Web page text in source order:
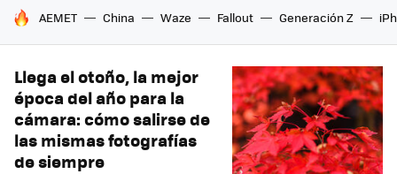
HOY SE HABLA DE
AEMET China Waze Fallout Generación Z
Llega el otoño, la mejor
época del año para la
cámara: cómo salirse de
las mismas fotografías
de siempre